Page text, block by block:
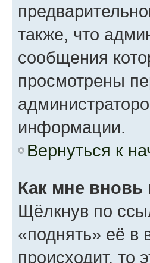
также, что
сообщения
просмотрены
информации.
Вернуться к
Как мне
Щёлкнув по
«поднять» её в
происходит, то